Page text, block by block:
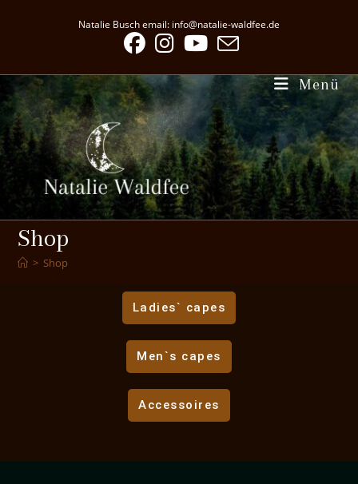
Natalie Busch email: info@natalie-waldfee.de
Menü
Shop
> Shop
Ladies` capes
Men`s capes
Accessoires